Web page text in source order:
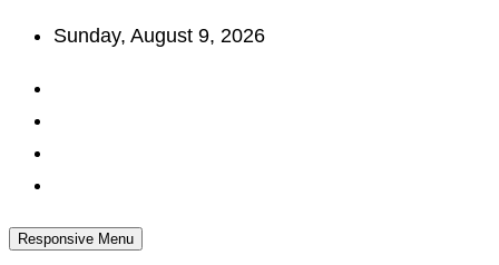
Skip
content
Sunday, August 9, 2026
Responsive Menu